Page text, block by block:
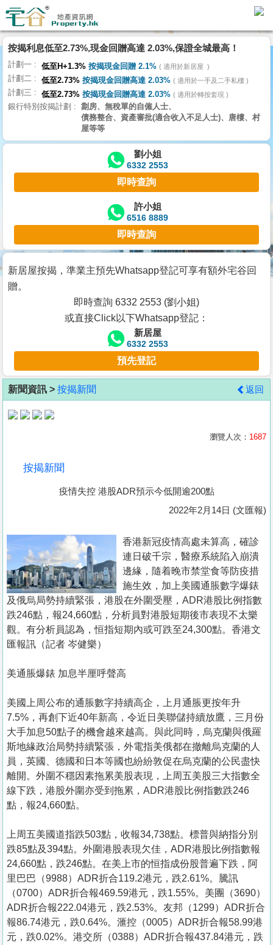
理
主
頁
搵
樓/
交
業
主
宅
谷
按
客
地
產
置
業
手
冊
關
於
們
按揭利息低至2.73%,現金回贈高達 2.03%,保證全城最高！
計劃一 低至H+1.3% 按揭現金回贈 2.1% 適用於新居屋
計劃二 低至2.73% 按揭現金回贈高達 2.03% 適用於一手及二手私樓
計劃三 低至2.73% 按揭現金回贈高達 2.03% 適用於轉按套現
銀行特別按揭計劃
劏房、無稅單的自僱人士、
債務整合、資產審批(適合收入不足人士)、唐樓、村
屋等等
劉小姐
6332 2553
即時查詢
許小姐
6516 8889
即時查詢
新居屋按揭，準業主預先Whatsapp登記可享有額外宅谷回
贈。
即時查詢 6332 2553 (劉小姐)
或直接Click以下Whatsapp登記：
新居屋
6332 2553
預先登記
新聞資訊 > 按揭新聞 返回
瀏覽人次： 1687
按揭新聞
疫情失控 港股ADR預示今低開逾200點
2022年2月14日 (文匯報)
香港新冠疫情高處未算高，確診
連日破千宗，醫療系統陷入崩潰
邊緣，隨着晚市禁堂食等防疫措
施生效，加上美國通脹數字爆錶
及俄烏局勢持續緊張，港股在外圍受壓，ADR港股比例指數
跌246點，報24,660點，分析員對港股短期後市表現不太樂
觀。有分析員認為，恒指短期內或可跌至24,300點。香港文
匯報訊（記者 岑健樂）
美通脹爆錶 加息半厘呼聲高
美國上周公布的通脹數字持續高企，上月通脹更按年升
7.5%，再創下近40年新高，令近日美聯儲持續放鷹，三月份
大手加息50點子的機會越來越高。與此同時，烏克蘭與俄羅
斯地緣政治局勢持續緊張，外電指美俄都在撤離烏克蘭的人
員，英國、德國和日本等國也紛紛敦促在烏克蘭的公民盡快
離開。外圍不穩因素拖累美股表現，上周五美股三大指數全
線下跌，港股外圍亦受到拖累，ADR港股比例指數跌246
點，報24,660點。
上周五美國道指跌503點，收報34,738點。標普與納指分別
跌85點及394點。外圍港股表現欠佳，ADR港股比例指數報
24,660點，跌246點。在美上市的恒指成份股普遍下跌，阿
里巴巴（9988）ADR折合119.2港元，跌2.61%。騰訊
（0700）ADR折合報469.59港元，跌1.55%。美團（3690）
ADR折合報222.04港元，跌2.53%。友邦（1299）ADR折合
報86.74港元，跌0.64%。滙控（0005）ADR折合報58.99港
元，跌0.02%。港交所（0388）ADR折合報437.84港元，跌